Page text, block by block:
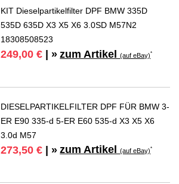
KIT Dieselpartikelfilter DPF BMW 335D
535D 635D X3 X5 X6 3.0SD M57N2
18308508523
249,00 € | » zum Artikel(auf eBay)*
DIESELPARTIKELFILTER DPF FÜR BMW 3-
ER E90 335-d 5-ER E60 535-d X3 X5 X6
3.0d M57
273,50 € | » zum Artikel(auf eBay)*